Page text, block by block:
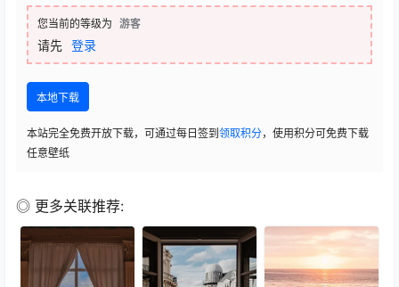
您当前的等级为 游客
请先 登录
本地下载
本站完全免费开放下载，可通过每日签到 领取积分，使用积分可免费下载
任意壁纸
◎ 更多关联推荐: